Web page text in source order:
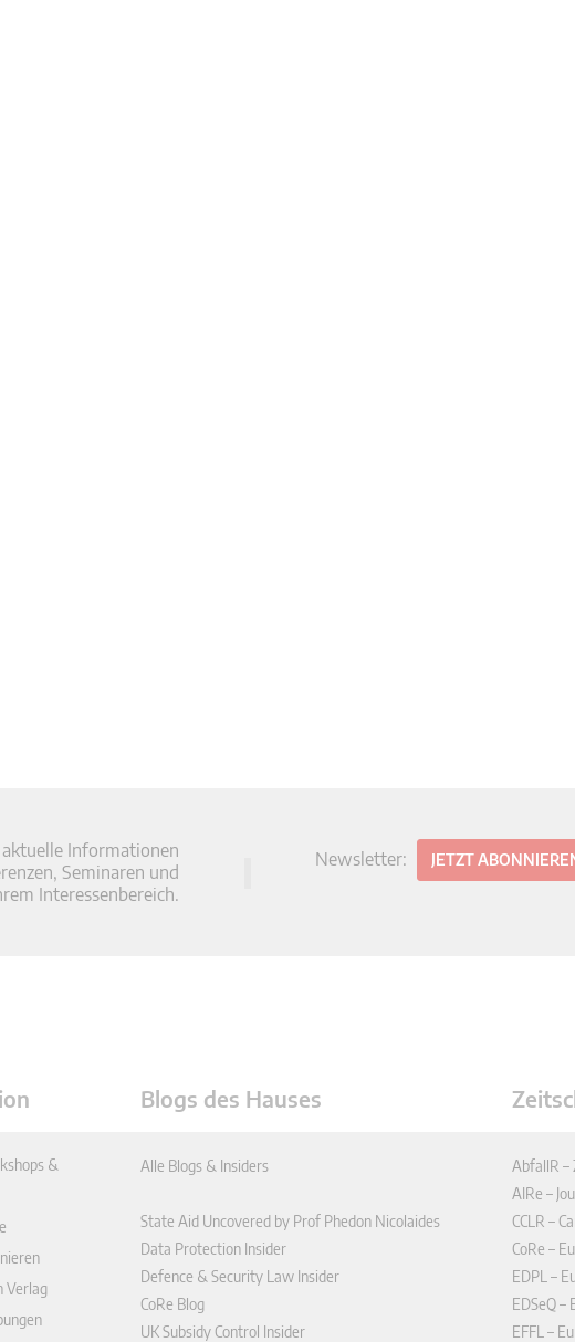
Informationen
Seminaren und
Interessenbereich.
Newsletter: JETZT
&
Verlag
Blogs des Hauses
Alle Blogs & Insiders
State Aid Uncovered by Prof Phedon Nicolaides
Data Protection Insider
Defence & Security Law Insider
CoRe Blog
UK Subsidy Control Insider
AbfallR
AIRe –
CCLR –
CoRe –
EDPL –
EDSeQ
EFFL –